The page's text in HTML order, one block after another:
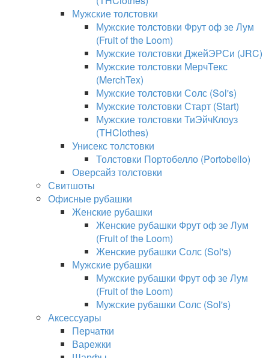
Мужские толстовки
Мужские толстовки Фрут оф зе Лум
(Fruit of the Loom)
Мужские толстовки ДжейЭРСи (JRC)
Мужские толстовки МерчТекс
(MerchTex)
Мужские толстовки Солс (Sol's)
Мужские толстовки Старт (Start)
Мужские толстовки ТиЭйчКлоуз
(THClothes)
Унисекс толстовки
Толстовки Портобелло (Portobello)
Оверсайз толстовки
Свитшоты
Офисные рубашки
Женские рубашки
Женские рубашки Фрут оф зе Лум
(Fruit of the Loom)
Женские рубашки Солс (Sol's)
Мужские рубашки
Мужские рубашки Фрут оф зе Лум
(Fruit of the Loom)
Мужские рубашки Солс (Sol's)
Аксессуары
Перчатки
Варежки